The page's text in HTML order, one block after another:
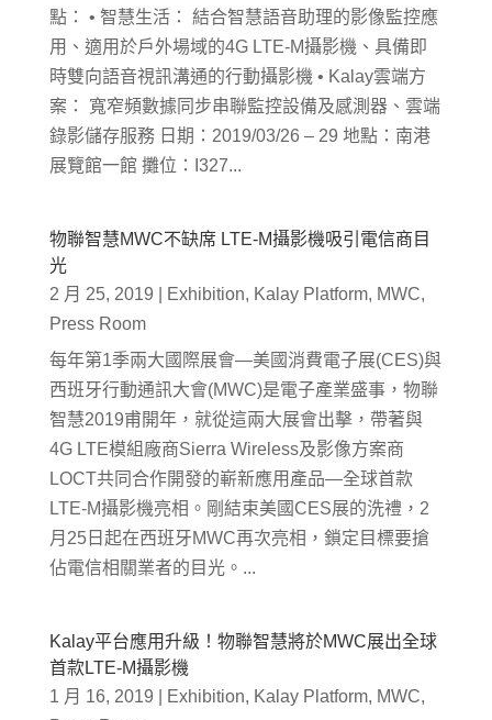
點： • 智慧生活： 結合智慧語音助理的影像監控應
用、適用於戶外場域的4G LTE-M攝影機、具備即
時雙向語音視訊溝通的行動攝影機 • Kalay雲端方
案： 寬窄頻數據同步串聯監控設備及感測器、雲端
錄影儲存服務 日期：2019/03/26 – 29 地點：南港
展覽館一館 攤位：I327...
物聯智慧MWC不缺席 LTE-M攝影機吸引電信商目
光
2 月 25, 2019
Exhibition, Kalay Platform, MWC,
Press Room
每年第1季兩大國際展會—美國消費電子展(CES)與
西班牙行動通訊大會(MWC)是電子產業盛事，物聯
智慧2019甫開年，就從這兩大展會出擊，帶著與
4G LTE模組廠商Sierra Wireless及影像方案商
LOCT共同合作開發的嶄新應用產品—全球首款
LTE-M攝影機亮相。剛結束美國CES展的洗禮，2
月25日起在西班牙MWC再次亮相，鎖定目標要搶
佔電信相關業者的目光。...
Kalay平台應用升級！物聯智慧將於MWC展出全球
首款LTE-M攝影機
1 月 16, 2019
Exhibition, Kalay Platform, MWC,